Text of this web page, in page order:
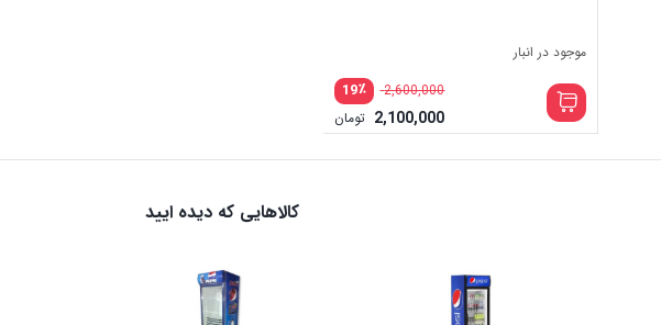
موجود در انبار
٪19 2,600,000
2,100,000 تومان
کالاهایی که دیده ایید